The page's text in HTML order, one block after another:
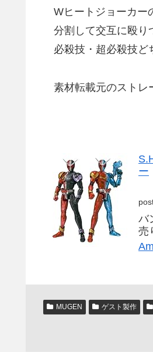
Wヒートジョーカー
分割して交互に殴り
必殺技・超必殺技ど
素材転載元のストレ
ー
バ
売
MUGEN ゲスト製作